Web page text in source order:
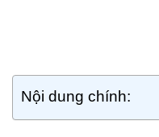
Nội dung chính: